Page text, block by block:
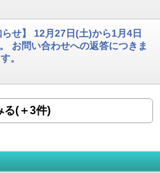
せ】 12月27日(土)から1月4日
お問い合わせへの返答につきま
。
る(＋3件)